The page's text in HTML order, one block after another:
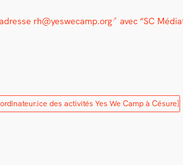
rh@yeswecamp.org
avec “SC
des activités Yes We Camp à Césure]